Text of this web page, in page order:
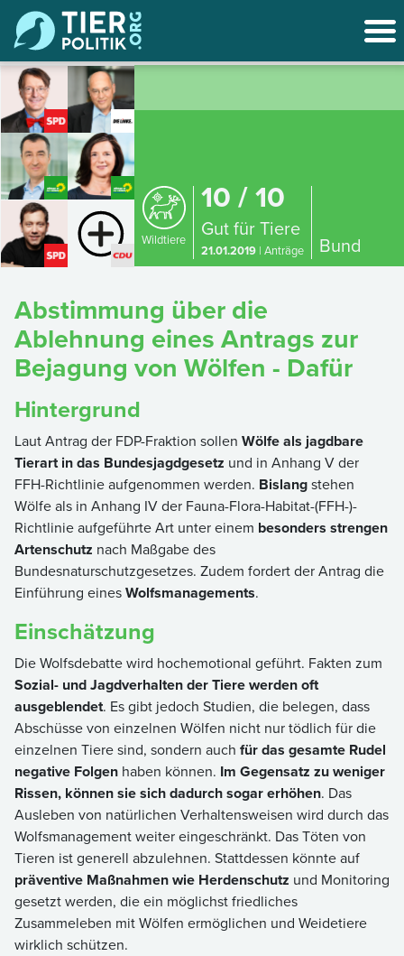
Wildtiere
10 / 10
Gut für Tiere
21.01.2019 | Anträge Bund
Abstimmung über die
Ablehnung eines Antrags zur
Bejagung von Wölfen - Dafür
Hintergrund
Laut Antrag der FDP-Fraktion sollen Wölfe als jagdbare
Tierart in das Bundesjagdgesetz und in Anhang V der
FFH-Richtlinie aufgenommen werden. Bislangstehen
Wölfe als in Anhang IV der Fauna-Flora-Habitat-(FFH-)-
Richtlinie aufgeführte Art unter einem besonders strengen
Artenschutz nach Maßgabe des
Bundesnaturschutzgesetzes. Zudem fordert der Antrag die
Einführung einesWolfsmanagements.
Einschätzung
Die Wolfsdebatte wird hochemotional geführt. Fakten zum
Sozial- und Jagdverhalten der Tiere werden oft
ausgeblendet. Es gibt jedoch Studien, die belegen, dass
Abschüsse von einzelnen Wölfen nicht nur tödlich für die
einzelnen Tiere sind, sondern auch für das gesamte Rudel
negative Folgen haben können. Im Gegensatz zu weniger
Rissen, können sie sich dadurch sogar erhöhen. Das
Ausleben von natürlichen Verhaltensweisen wird durch das
Wolfsmanagement weiter eingeschränkt. Das Töten von
Tieren ist generell abzulehnen. Stattdessen könnte auf
präventive Maßnahmen wie Herdenschutz und Monitoring
gesetzt werden, die ein möglichst friedliches
Zusammeleben mit Wölfen ermöglichen und Weidetiere
wirklich schützen.